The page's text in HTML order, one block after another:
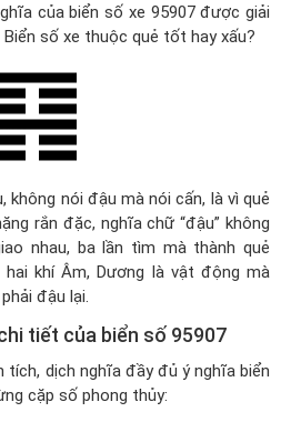
của biển số xe 95907 được giải
số xe thuộc quẻ tốt hay xấu?
không nói đậu mà nói cấn, là vì quẻ
rắn đặc, nghĩa chữ “đậu” không
nhau, ba lần tìm mà thành quẻ
khí Âm, Dương là vật động mà
đậu lại.
tiết của biển số 95907
tích, dịch nghĩa đầy đủ ý nghĩa biển
cặp số phong thủy: